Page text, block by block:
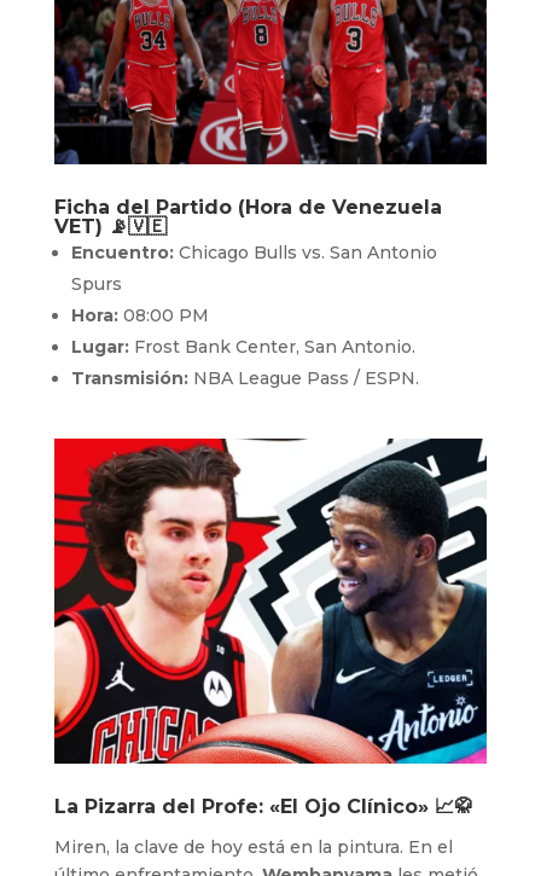
Ficha del Partido (Hora de Venezuela
VET) 📡🇻🇪
Encuentro:Chicago Bulls vs. San Antonio
Spurs
Hora:08:00 PM
Lugar:Frost Bank Center, San Antonio.
Transmisión:NBA League Pass / ESPN.
La Pizarra del Profe: «El Ojo Clínico» 📈🥋
Miren, la clave de hoy está en la pintura. En el